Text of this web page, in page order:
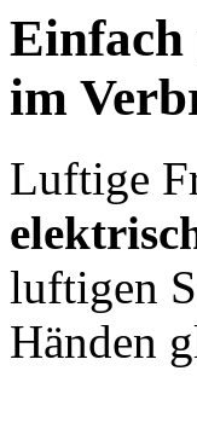
im
Luftige
luftigen
Händen